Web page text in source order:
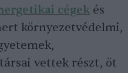
cégek és
környezetvédelmi,
vettek részt, öt